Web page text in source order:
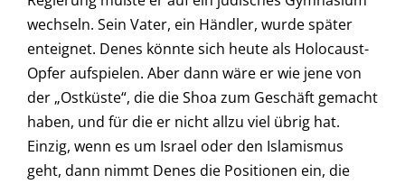
wechseln. Sein Vater, ein Händler, wurde später
enteignet. Denes könnte sich heute als Holocaust-
Opfer aufspielen. Aber dann wäre er wie jene von
der „Ostküste“, die die Shoa zum Geschäft gemacht
haben, und für die er nicht allzu viel übrig hat.
Einzig, wenn es um Israel oder den Islamismus
geht, dann nimmt Denes die Positionen ein, die